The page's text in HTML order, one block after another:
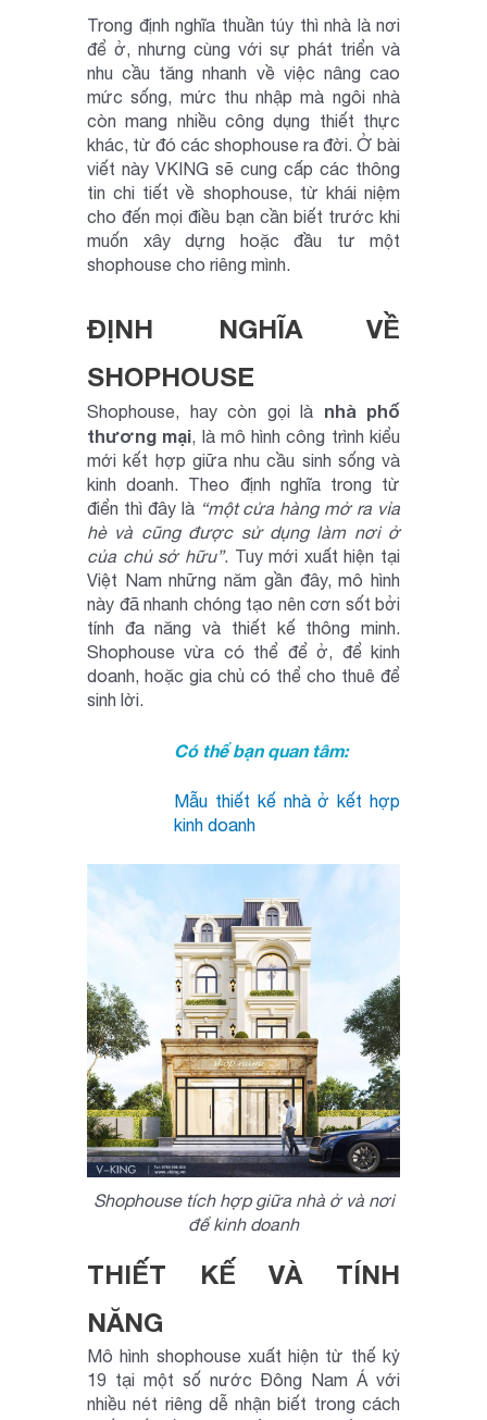
Trong định nghĩa thuần túy thì nhà là nơi
để ở, nhưng cùng với sự phát triển và
nhu cầu tăng nhanh về việc nâng cao
mức sống, mức thu nhập mà ngôi nhà
còn mang nhiều công dụng thiết thực
khác, từ đó các shophouse ra đời. Ở bài
viết này VKING sẽ cung cấp các thông
tin chi tiết về shophouse, từ khái niệm
cho đến mọi điều bạn cần biết trước khi
muốn xây dựng hoặc đầu tư một
shophouse cho riêng mình.
ĐỊNH NGHĨA VỀ
SHOPHOUSE
Shophouse, hay còn gọi là nhà phố
thương mại, là mô hình công trình kiểu
mới kết hợp giữa nhu cầu sinh sống và
kinh doanh. Theo định nghĩa trong từ
điển thì đây là “một cửa hàng mở ra vỉa
hè và cũng được sử dụng làm nơi ở
của chủ sở hữu”. Tuy mới xuất hiện tại
Việt Nam những năm gần đây, mô hình
này đã nhanh chóng tạo nên cơn sốt bởi
tính đa năng và thiết kế thông minh.
Shophouse vừa có thể để ở, để kinh
doanh, hoặc gia chủ có thể cho thuê để
sinh lời.
Có thể bạn quan tâm:
Mẫu thiết kế nhà ở kết hợp
kinh doanh
Shophouse tích hợp giữa nhà ở và nơi
để kinh doanh
THIẾT KẾ VÀ TÍNH
NĂNG
Mô hình shophouse xuất hiện từ thế kỷ
19 tại một số nước Đông Nam Á với
nhiều nét riêng dễ nhận biết trong cách